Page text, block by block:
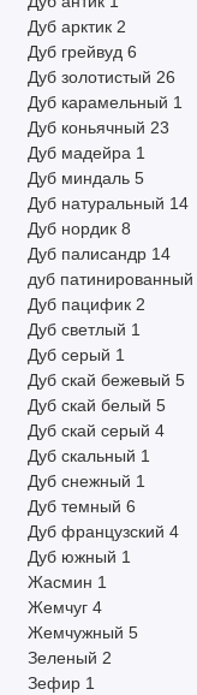
Дуб арктик 2
Дуб грейвуд 6
Дуб золотистый 26
Дуб карамельный 1
Дуб коньячный 23
Дуб мадейра 1
Дуб миндаль 5
Дуб натуральный 14
Дуб нордик 8
Дуб палисандр 14
дуб патинированный
Дуб пацифик 2
Дуб светлый 1
Дуб серый 1
Дуб скай бежевый 5
Дуб скай белый 5
Дуб скай серый 4
Дуб скальный 1
Дуб снежный 1
Дуб темный 6
Дуб французский 4
Дуб южный 1
Жасмин 1
Жемчуг 4
Жемчужный 5
Зеленый 2
Зефир 1